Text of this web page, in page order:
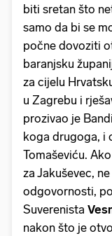
biti sretan što
samo da bi se
počne dovoziti
baranjsku
za cijelu
u Zagrebu i
prozivao je
koga drugoga, i
Tomaševiću.
za Jakuševec,
odgovornosti,
Suverenista
nakon što je